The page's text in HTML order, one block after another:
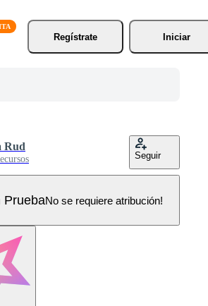
Regístrate
Iniciar
Rud
Seguir
PruebaNo se requiere atribución!